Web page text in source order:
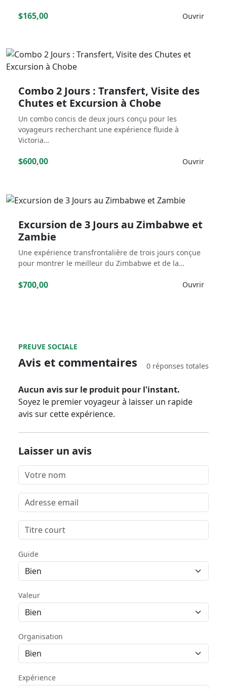
$165,00 Ouvrir
Combo 2 Jours : Transfert, Visite des
Chutes et Excursion à Chobe
Un combo concis de deux jours conçu pour les
voyageurs recherchant une expérience fluide à
Victoria…
$600,00 Ouvrir
Excursion de 3 Jours au Zimbabwe et
Zambie
Une expérience transfrontalière de trois jours conçue
pour montrer le meilleur du Zimbabwe et de la…
$700,00 Ouvrir
PREUVE SOCIALE
Avis et commentaires 0 réponses totales
Aucun avis sur le produit pour l'instant.
Soyez le premier voyageur à laisser un rapide
avis sur cette expérience.
Laisser un avis
Guide
Valeur
Organisation
Expérience